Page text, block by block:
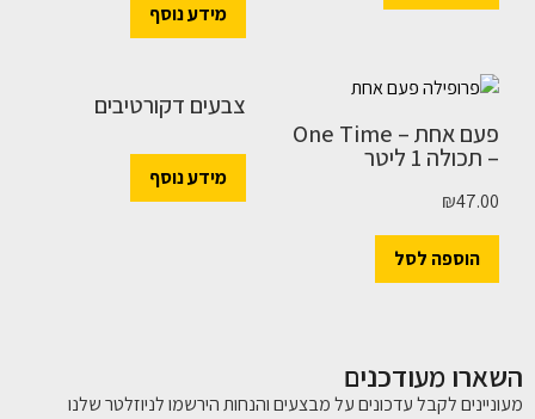
מידע נוסף
פעם אחת – One Time
– תכולה 1 ליטר
₪47.00
הוספה לסל
צבעים דקורטיבים
מידע נוסף
השארו מעודכנים
מעוניינים לקבל עדכונים על מבצעים והנחות הירשמו לניוזלטר שלנו